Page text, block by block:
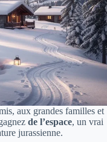
aux grandes familles et
de l’espace, un vrai
jurassienne.